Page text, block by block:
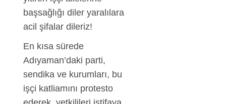
başsağlığı diler yaralılara
acil şifalar dileriz!
En kısa sürede
Adıyaman’daki parti,
sendika ve kurumları, bu
işçi katliamını protesto